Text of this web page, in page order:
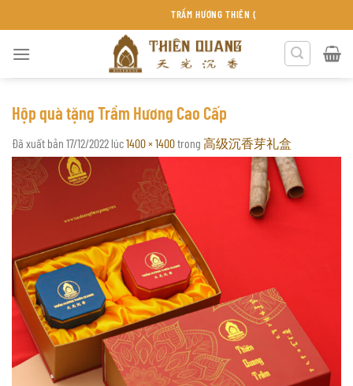
đến
TRẦM HƯƠNG THIÊN QUANG KHÁNH HÒA
Hộp quà tặng Trầm Hương Cao Cấp
Đã xuất bản 17/12/2022 lúc1400 × 1400trong 高级沉香芽礼盒